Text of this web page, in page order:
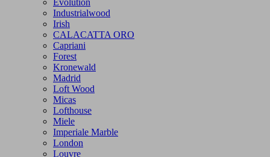
Industrialwood
Irish
CALACATTA ORO
Capriani
Forest
Kronewald
Madrid
Loft Wood
Micas
Lofthouse
Miele
Imperiale Marble
London
Louvre